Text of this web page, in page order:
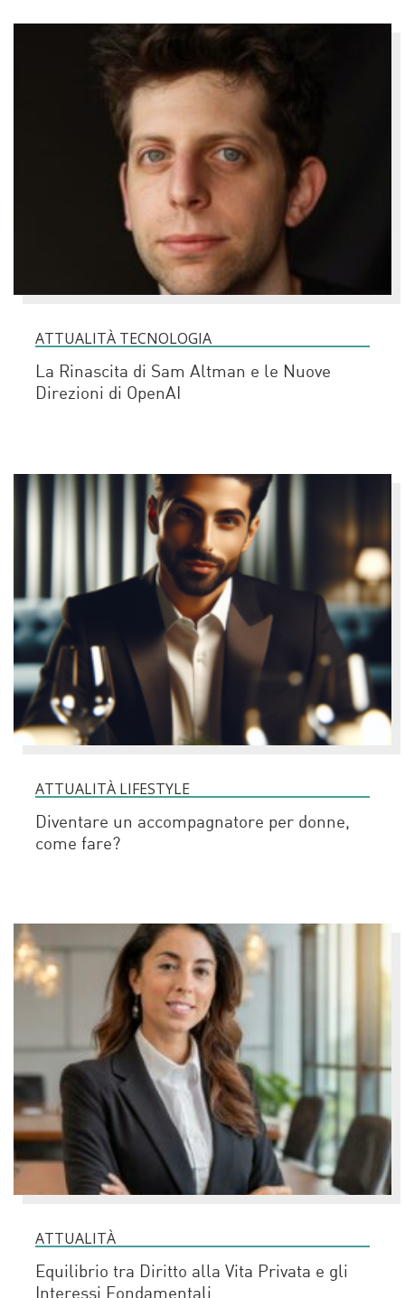
ATTUALITÀ TECNOLOGIA
La Rinascita di Sam Altman e le Nuove
Direzioni di OpenAI
ATTUALITÀ LIFESTYLE
Diventare un accompagnatore per donne,
come fare?
ATTUALITÀ
Equilibrio tra Diritto alla Vita Privata e gli